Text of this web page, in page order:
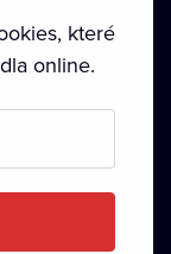
používání
které
online.